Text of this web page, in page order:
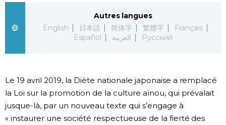
Tokyo
Autres langues
English
日本語 简体字 繁體字
Français
Español
العربية Русский
Le 19 avril 2019, la Diète nationale japonaise a remplacé
la Loi sur la promotion de la culture aïnou, qui prévalait
jusque-là, par un nouveau texte qui s’engage à
« instaurer une société respectueuse de la fierté des